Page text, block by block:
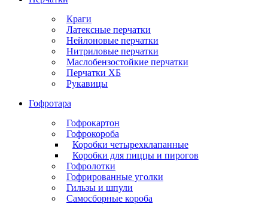
Краги
Латексные перчатки
Нейлоновые перчатки
Нитриловые перчатки
Маслобензостойкие перчатки
Перчатки ХБ
Рукавицы
Гофротара
Гофрокартон
Гофрокороба
Коробки четырехклапанные
Коробки для пиццы и пирогов
Гофролотки
Гофрированные уголки
Гильзы и шпули
Самосборные короба